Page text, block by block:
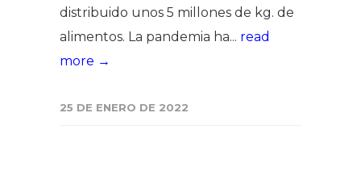
distribuido unos 5 millones de kg. de
alimentos. La pandemia ha... read
more →
25 DE ENERO DE 2022